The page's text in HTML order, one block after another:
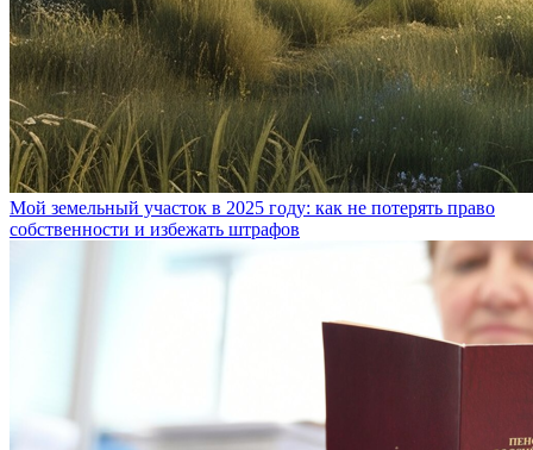
Мой земельный участок в 2025 году: как не потерять право
собственности и избежать штрафов